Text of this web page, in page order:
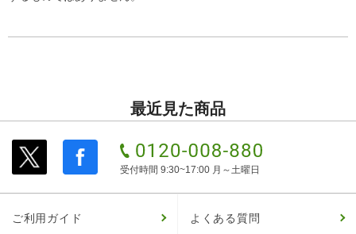
最近見た商品
受付時間 9:30~17:00 月～土曜日
ご利用ガイド よくある質問